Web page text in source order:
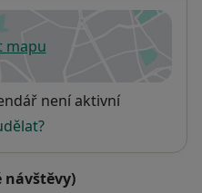
mapu
otevře v nové záložce
není aktivní
návštěvy)